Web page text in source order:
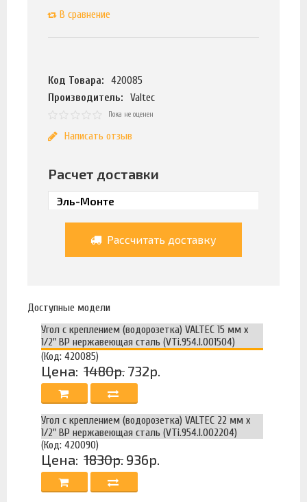
В сравнение
Код Товара:
420085
Производитель:
Valtec
Пока не оценен
Написать отзыв
Расчет доставки
Рассчитать доставку
Доступные модели
Угол с креплением (водорозетка) VALTEC 15 мм х
1/2" ВР нержавеющая сталь (VTi.954.I.001504)
(Код: 420085)
Цена: 1480р. 732р.
Угол с креплением (водорозетка) VALTEC 22 мм х
1/2" ВР нержавеющая сталь (VTi.954.I.002204)
(Код: 420090)
Цена: 1830р. 936р.